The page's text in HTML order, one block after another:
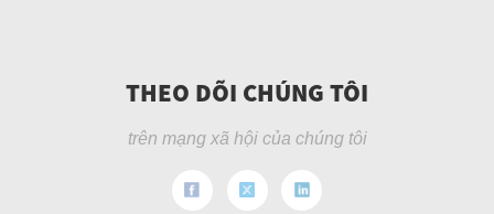
THEO DÕI CHÚNG TÔI
trên mạng xã hội của chúng tôi